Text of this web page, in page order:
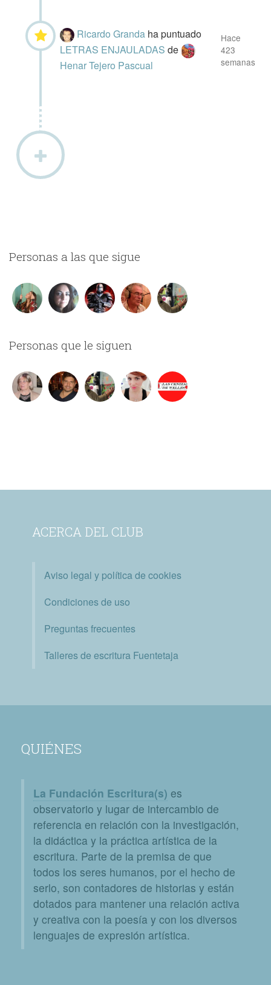
Ricardo Granda ha puntuado
LETRAS ENJAULADASde
Henar Tejero Pascual
Hace
423
semanas
Personas a las que sigue
Personas que le siguen
ACERCA DEL CLUB
Aviso legal y política de cookies
Condiciones de uso
Preguntas frecuentes
Talleres de escritura Fuentetaja
QUIÉNES
La Fundación Escritura(s) es
observatorio y lugar de intercambio de
referencia en relación con la investigación,
la didáctica y la práctica artística de la
escritura. Parte de la premisa de que
todos los seres humanos, por el hecho de
serlo, son contadores de historias y están
dotados para mantener una relación activa
y creativa con la poesía y con los diversos
lenguajes de expresión artística.